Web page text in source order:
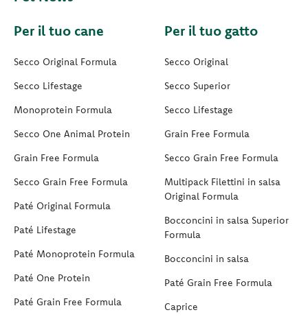
Per il tuo cane
Secco Original Formula
Secco Lifestage
Monoprotein Formula
Secco One Animal Protein
Grain Free Formula
Secco Grain Free Formula
Paté Original Formula
Paté Lifestage
Paté Monoprotein Formula
Paté One Protein
Paté Grain Free Formula
Per il tuo gatto
Secco Original
Secco Superior
Secco Lifestage
Grain Free Formula
Secco Grain Free Formula
Multipack Filettini in salsa
Original Formula
Bocconcini in salsa Superior
Formula
Bocconcini in salsa
Paté Grain Free Formula
Caprice